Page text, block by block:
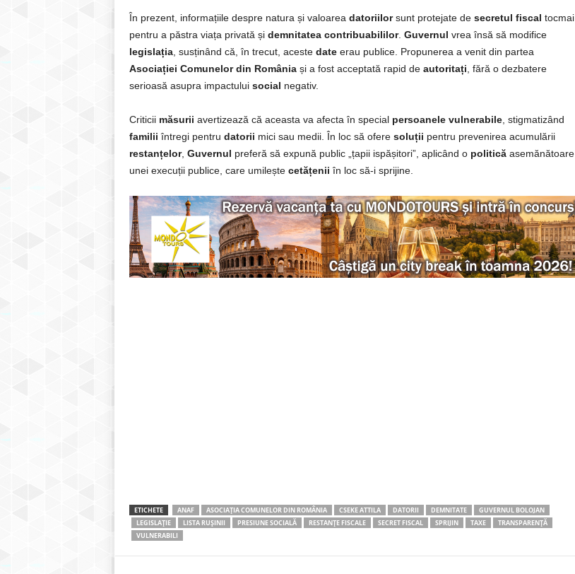
În prezent, informațiile despre natura și valoarea datoriilorsunt protejate de secretul fiscal tocmai
pentru a păstra viața privată și demnitatea contribuabililor. Guvernul vrea însă să modifice
legislația, susținând că, în trecut, aceste dateerau publice. Propunerea a venit din partea
Asociației Comunelor din Româniași a fost acceptată rapid de autoritați , fără o dezbatere
serioasă asupra impactului social negativ.
Criticii măsurii avertizează că aceasta va afecta în special persoanele vulnerabile, stigmatizând
familii întregi pentru datorii mici sau medii. În loc să ofere soluții pentru prevenirea acumulării
restanțelor, Guvernul preferă să expună public „țapii ispășitori”, aplicând o politicăasemănătoare
unei execuții publice, care umilește cetățenii în loc să-i sprijine.
ETICHETE ANAF ASOCIAȚIA COMUNELOR DIN ROMÂNIA CSEKE ATTILA DATORII DEMNITATE
GUVERNUL BOLOJAN
LEGISLAȚIE
LISTA RUȘINII PRESIUNE SOCIALĂ RESTANȚE FISCALE SECRET FISCAL SPRIJIN TAXE
TRANSPARENȚĂ
VULNERABILI